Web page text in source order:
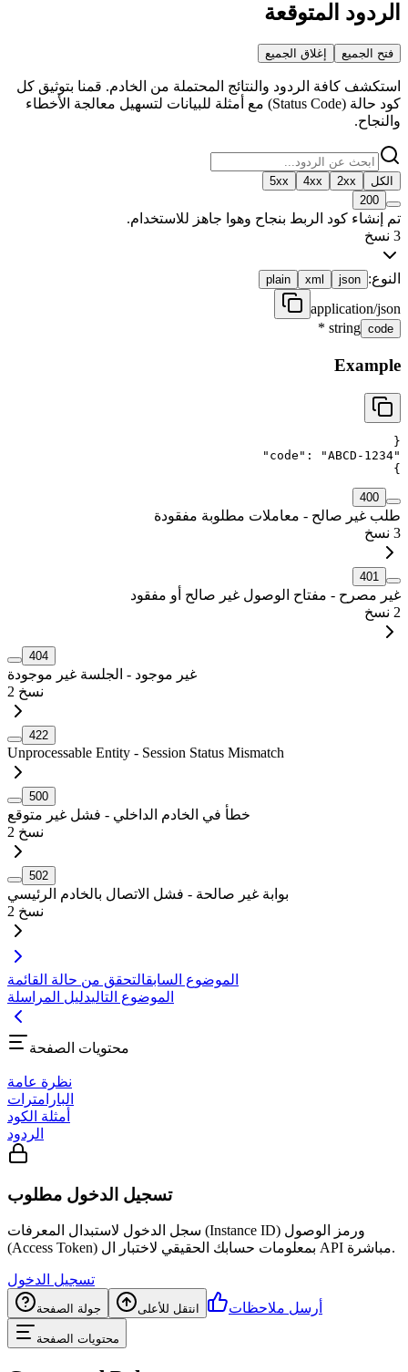
الردود المتوقعة
فتح الجميع إغلاق الجميع
استكشف كافة الردود والنتائج المحتملة من الخادم. قمنا بتوثيق كل
كود حالة (Status Code) مع أمثلة للبيانات لتسهيل معالجة الأخطاء
والنجاح.
الكل 2xx
4xx
5xx
200
تم إنشاء كود الربط بنجاح وهوا جاهز للاستخدام.
3 نسخ
النوع: json
xml
plain
application/json
code
string
*
Example
{
"
code " : "ABCD-1234
"
}
400
طلب غير صالح - معاملات مطلوبة مفقودة
3 نسخ
401
غير مصرح - مفتاح الوصول غير صالح أو مفقود
2 نسخ
404
غير موجود - الجلسة غير موجودة
2 نسخ
422
Unprocessable Entity - Session Status Mismatch
500
خطأ في الخادم الداخلي - فشل غير متوقع
2 نسخ
502
بوابة غير صالحة - فشل الاتصال بالخادم الرئيسي
2 نسخ
الموضوع السابقالتحقق من حالة القائمة
الموضوع التاليدليل المراسلة
محتويات الصفحة
نظرة عامة
البارامترات
أمثلة الكود
الردود
تسجيل الدخول مطلوب
سجل الدخول لاستبدال المعرفات (Instance ID) ورمز الوصول
(Access Token) بمعلومات حسابك الحقيقي لاختبار ال API مباشرة.
تسجيل الدخول
جولة الصفحة انتقل للأعلى أرسل ملاحظات
محتويات الصفحة